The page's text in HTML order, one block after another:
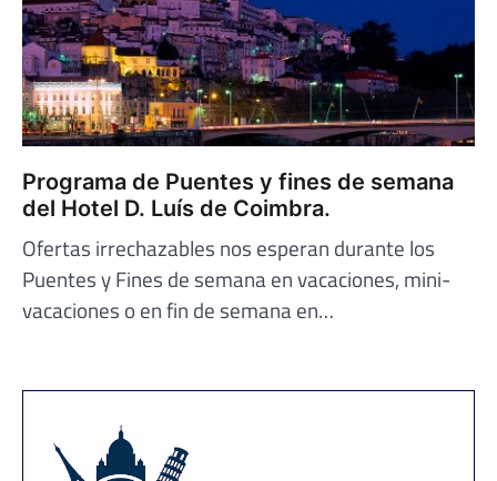
Programa de Puentes y fines de semana
del Hotel D. Luís de Coimbra.
Ofertas irrechazables nos esperan durante los
Puentes y Fines de semana en vacaciones, mini-
vacaciones o en fin de semana en…